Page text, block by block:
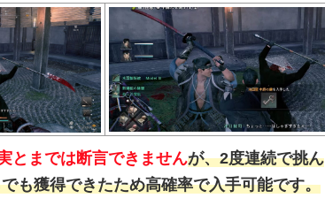
とまでは断言できませんが、2度連続で挑ん
も獲得できたため高確率で入手可能です。